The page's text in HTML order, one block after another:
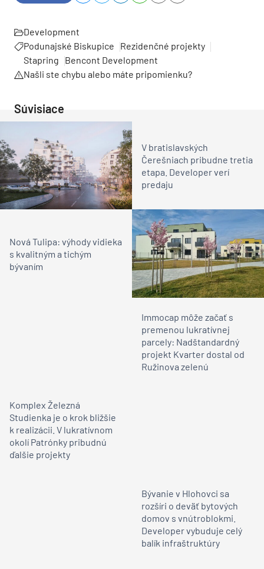
Development
Podunajské Biskupice
Rezidenčné projekty
Stapring
Bencont Development
Našli ste chybu alebo máte pripomienku?
Súvisiace
V bratislavských
Čerešniach pribudne tretia
etapa. Developer verí
predaju
Nová Tulipa: výhody vidieka
s kvalitným a tichým
bývaním
Immocap môže začať s
premenou lukratívnej
parcely: Nadštandardný
projekt Kvarter dostal od
Ružinova zelenú
Komplex Železná
Studienka je o krok bližšie
k realizácii. V lukratívnom
okolí Patrónky pribudnú
ďalšie projekty
Bývanie v Hlohovci sa
rozšíri o deväť bytových
domov s vnútroblokmi.
Developer vybuduje celý
balík infraštruktúry